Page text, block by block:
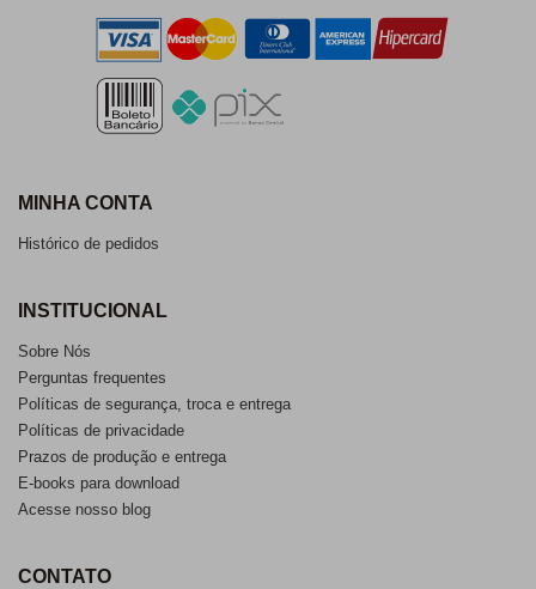
MINHA CONTA
Histórico de pedidos
INSTITUCIONAL
Sobre Nós
Perguntas frequentes
Políticas de segurança, troca e entrega
Políticas de privacidade
Prazos de produção e entrega
E-books para download
Acesse nosso blog
CONTATO